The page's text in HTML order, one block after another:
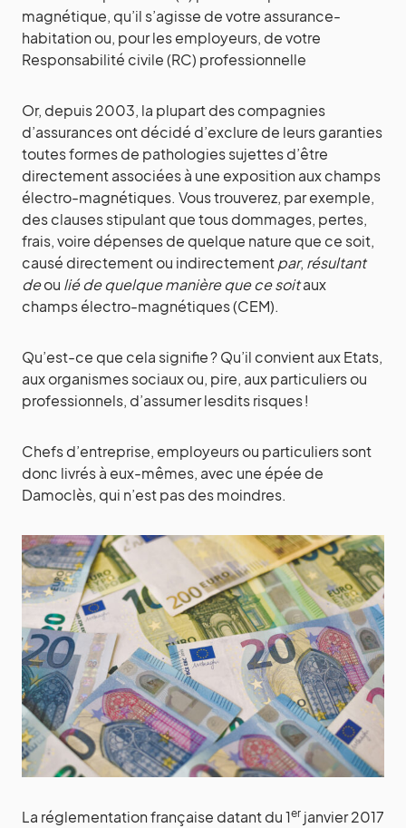
magnétique, qu’il s’agisse de votre assurance-
habitation ou, pour les employeurs, de votre
Responsabilité civile (RC) professionnelle
Or, depuis 2003, la plupart des compagnies
d’assurances ont décidé d’exclure de leurs garanties
toutes formes de pathologies sujettes d’être
directement associées à une exposition aux champs
électro-magnétiques. Vous trouverez, par exemple,
des clauses stipulant que tous dommages, pertes,
frais, voire dépenses de quelque nature que ce soit,
causé directement ou indirectementpar, résultant
deou lié de quelque manièreque ce soitaux
champs électro-magnétiques (CEM).
Qu’est-ce que cela signifie ? Qu’il convient aux Etats,
aux organismes sociaux ou, pire, aux particuliers ou
professionnels, d’assumer lesdits risques !
Chefs d’entreprise, employeurs ou particuliers sont
donc livrés à eux-mêmes, avec une épée de
Damoclès, qui n’est pas des moindres.
La réglementation française datant du 1er janvier 2017